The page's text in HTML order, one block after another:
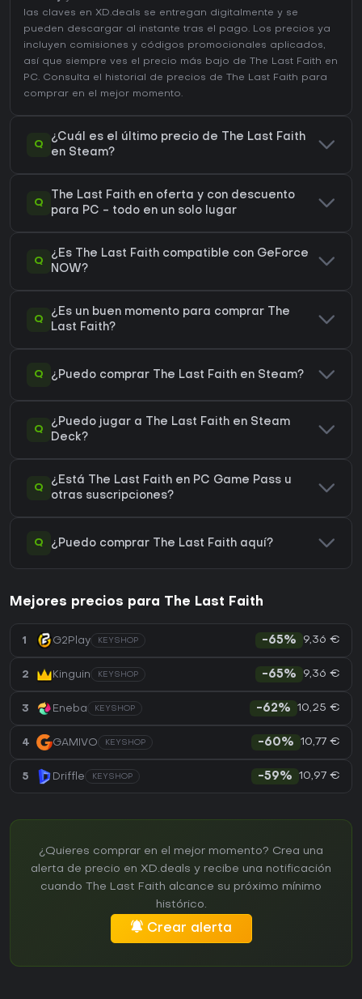
las claves en XD.deals se entregan digitalmente y se
pueden descargar al instante tras el pago. Los precios ya
incluyen comisiones y códigos promocionales aplicados,
así que siempre ves el precio más bajo de The Last Faith en
PC. Consulta el historial de precios de The Last Faith para
comprar en el mejor momento.
Q
¿Cuál es el último precio de The Last Faith
en Steam?
Q
The Last Faith en oferta y con descuento
para PC - todo en un solo lugar
Q
¿Es The Last Faith compatible con GeForce
NOW?
Q
¿Es un buen momento para comprar The
Last Faith?
Q ¿Puedo comprar The Last Faith en Steam?
Q
¿Puedo jugar a The Last Faith en Steam
Deck?
Q
¿Está The Last Faith en PC Game Pass u
otras suscripciones?
Q ¿Puedo comprar The Last Faith aquí?
Mejores precios para The Last Faith
1 G2Play KEYSHOP -65% 9,36 €
2 Kinguin KEYSHOP -65% 9,36 €
3 Eneba KEYSHOP -62% 10,25 €
4 GAMIVO KEYSHOP -60% 10,77 €
5 Driffle KEYSHOP -59% 10,97 €
¿Quieres comprar en el mejor momento? Crea una
alerta de precio en XD.deals y recibe una notificación
cuando The Last Faith alcance su próximo mínimo
histórico.
Crear alerta